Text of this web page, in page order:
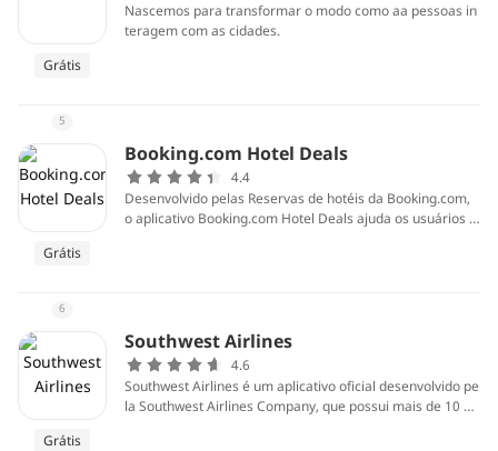
Grátis
Nascemos para transformar o modo como aa pessoas in
teragem com as cidades.
5
Grátis
Booking.com Hotel Deals
4.4
Desenvolvido pelas Reservas de hotéis da Booking.com,
o aplicativo Booking.com Hotel Deals ajuda os usuários a
6
Grátis
Southwest Airlines
4.6
Southwest Airlines é um aplicativo oficial desenvolvido pe
la Southwest Airlines Company, que possui mais de 10 mi